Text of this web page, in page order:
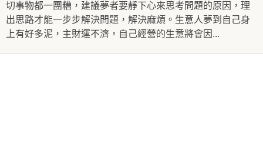
切事物都一團糟，建議夢者要靜下心來思考問題的原因，理
出思路才能一步步解決問題，解決麻煩。生意人夢到自己身
上有好多泥，主財運不濟，自己經營的生意將會因...